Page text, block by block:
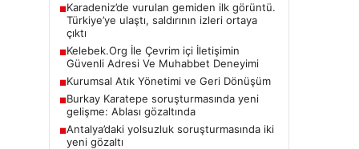
■Karadeniz’de vurulan gemiden ilk görüntü.
Türkiye’ye ulaştı, saldırının izleri ortaya
çıktı
■Kelebek.Org İle Çevrim içi İletişimin
Güvenli Adresi Ve Muhabbet Deneyimi
■Kurumsal Atık Yönetimi ve Geri Dönüşüm
■Burkay Karatepe soruşturmasında yeni
gelişme: Ablası gözaltında
■Antalya’daki yolsuzluk soruşturmasında iki
yeni gözaltı